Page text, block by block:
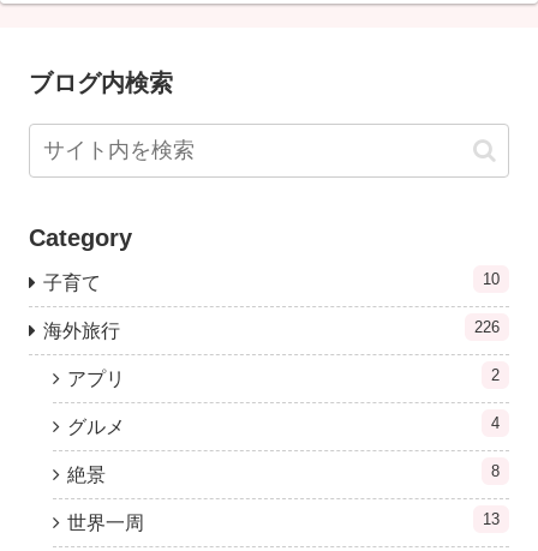
ブログ内検索
Category
子育て 10
海外旅行 226
アプリ 2
グルメ 4
絶景 8
世界一周 13